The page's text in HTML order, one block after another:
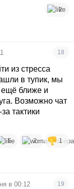
2
18
из стресса
в тупик, мы
ещё ближе и
Возможно чат
тактики
5 2 1
в 00:12 19